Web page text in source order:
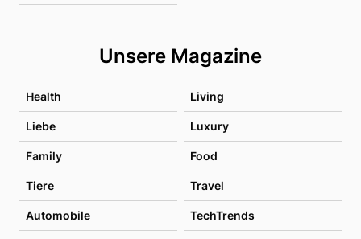
Unsere Magazine
Health Living
Liebe Luxury
Family Food
Tiere Travel
Automobile TechTrends